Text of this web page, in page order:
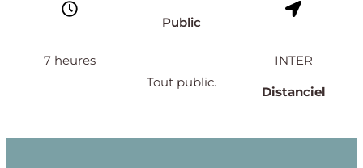
7 heures
Public
Tout public.
INTER
Distanciel